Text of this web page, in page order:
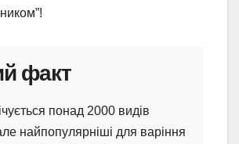
факт
понад 2000 видів
найпопулярніші для варіння